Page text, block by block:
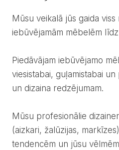
Mūsu veikalā jūs gaida viss nepieciešamais skaistam un funkcionālam mājoklim – no mēbelēm un
iebūvējamām mēbelēm
Piedāvājam iebūvējamo mēbeļu projektēšanu un izgatavošanu pēc individuāla pasūtījuma – virtuvei,
viesistabai, guļamistabai
un dizaina redzējumam.
Mūsu profesionālie dizaineri sniedz konsultācijas un palīdzēs izvēlēties piemērotāko logu noformējumu
(aizkari, žalūzijas,
tendencēm un jūsu